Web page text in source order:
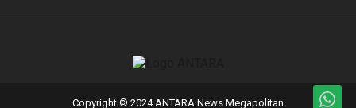
Copyright © 2024 ANTARA News Megapolitan